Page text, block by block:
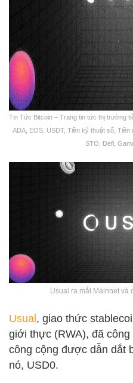
Tin Tức Bitcoin – Trang tin tức thị trường
ADA, EOS, USDT, Tiền kỹ thuật số, Tiền
STO, Defi,
Usual ra mắt Mainnet và
Usual , giao thức
giới thực (RWA), đã
công cộng được dẫn dắt
nó, USD0.